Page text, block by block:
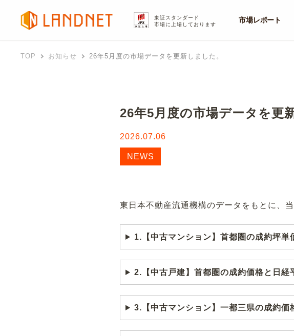
東証スタンダード
市場に上場しております
市場レポート
TOP お知らせ 26年5月度の市場データを更新しました。
26年5月度の市場データを更
2026.07.06
NEWS
東日本不動産流通機構のデータをもとに、
1.【中古マンション】首都圏の成約坪単
2.【中古戸建】首都圏の成約価格と⽇経
3.【中古マンション】一都三県の成約価